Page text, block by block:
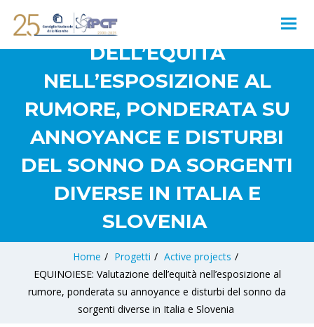
VALUTAZIONE
DELL’EQUITÀ
NELL’ESPOSIZIONE AL
RUMORE, PONDERATA SU
ANNOYANCE E DISTURBI
DEL SONNO DA SORGENTI
DIVERSE IN ITALIA E
SLOVENIA
Home / Progetti / Active projects /
EQUINOIESE: Valutazione dell’equità nell’esposizione al
rumore, ponderata su annoyance e disturbi del sonno da
sorgenti diverse in Italia e Slovenia